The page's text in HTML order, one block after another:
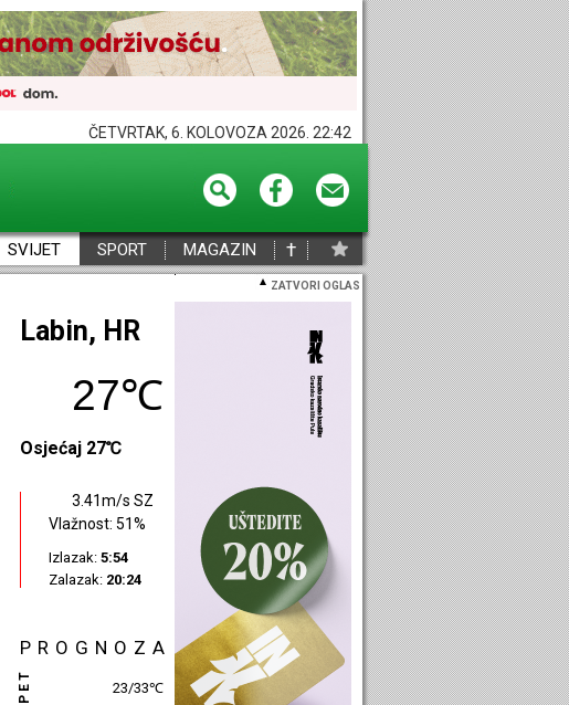
ČETVRTAK, 6. KOLOVOZA 2026. 22:42
SVIJET SPORT MAGAZIN †
ZATVORI OGLAS
Poreč, HR
27℃
Osjećaj 27℃
3.34m/s SI
Vlažnost: 51%
Izlazak: 5:55
Zalazak: 20:27
PROGNOZA
PET 27/32℃